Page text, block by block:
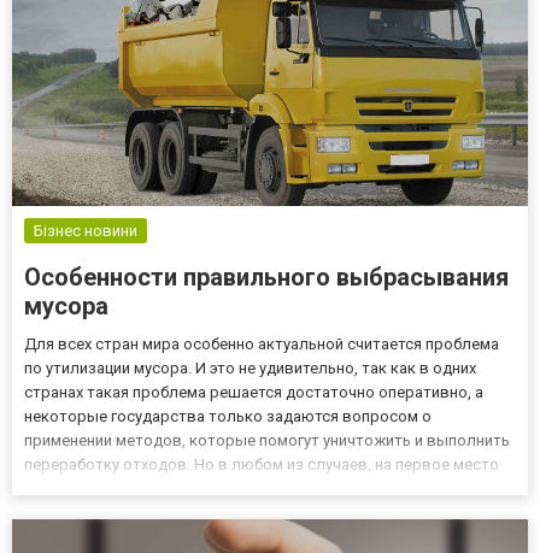
Бізнес новини
Особенности правильного выбрасывания
мусора
Для всех стран мира особенно актуальной считается проблема
по утилизации мусора. И это не удивительно, так как в одних
странах такая проблема решается достаточно оперативно, а
некоторые государства только задаются вопросом о
применении методов, которые помогут уничтожить и выполнить
переработку отходов. Но в любом из случаев, на первое место